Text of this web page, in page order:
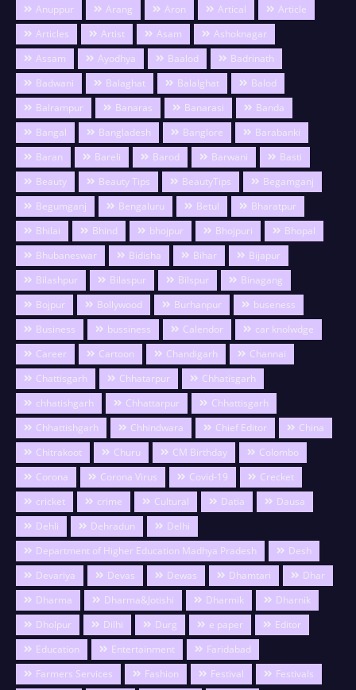
Anuppur Arang Aron Artical
Article
Articles
Artist Asam
Ashoknagar
Assam
Ayodhya Baalod
Badrinath
Badwani
Balaghat Balalghat
Balod
Balrampur
Banaras Banarasi
Banda
Bangal
Bangladesh Banglore
Barabanki
Baran
Bareli Barod Barwani
Basti
Beauty
Beauty Tips BeautyTips
Begamganj
Begumganj
Bengaluru Betul
Bharatpur
Bhilai
Bhind bhojpur Bhojpuri
Bhopal
Bhubaneswar
Bidisha Bihar
Bijapur
Bilashpur
Bilaspur Bilspur
Binagang
Bojpur
Bollywood Burhanpur
buseness
Business
bussiness Calendor
car knolwdge
Career
Cartoon Chandigarh
Channai
Chattisgarh
Chhatarpur
Chhatisgarh
chhatishgarh
Chhattarpur
Chhattisgarh
Chhattishgarh
Chhindwara Chief Editor
China
Chitrakoot
Churu CM Birthday
Colombo
Corona
Corona Virus Covid-19
Crecket
cricket
crime Cultural Datia
Dausa
Dehli
Dehradun
Delhi
Department of Higher Education Madhya Pradesh
Desh
Devariya
Devas Dewas Dhamtari
Dhar
Dharma
Dharma&Jotishi Dharmik
Dharnik
Dholpur
Dilhi Durg e paper
Editor
Education
Entertainment
Faridabad
Farmers Services
Fashion Festival
Festivals